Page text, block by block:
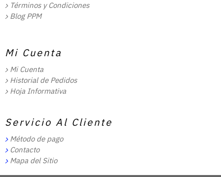
Términos y Condiciones
Blog PPM
Mi Cuenta
Mi Cuenta
Historial de Pedidos
Hoja Informativa
Servicio Al Cliente
Método de pago
Contacto
Mapa del Sitio